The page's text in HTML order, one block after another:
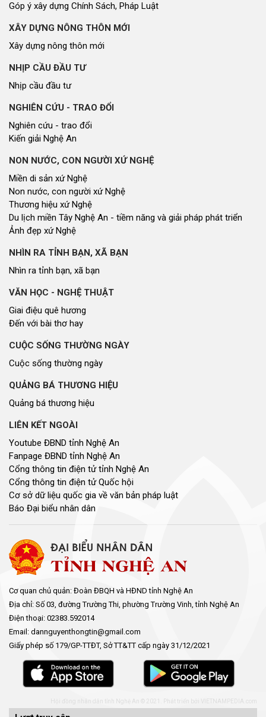
Góp ý xây dựng Chính Sách, Pháp Luật
XÂY DỰNG NÔNG THÔN MỚI
Xây dựng nông thôn mới
NHỊP CẦU ĐẦU TƯ
Nhịp cầu đầu tư
NGHIÊN CỨU - TRAO ĐỔI
Nghiên cứu - trao đổi
Kiến giải Nghệ An
NON NƯỚC, CON NGƯỜI XỨ NGHỆ
Miền di sản xứ Nghệ
Non nước, con người xứ Nghệ
Thương hiệu xứ Nghệ
Du lịch miền Tây Nghệ An - tiềm năng và giải pháp phát triển
Ảnh đẹp xứ Nghệ
NHÌN RA TỈNH BẠN, XÃ BẠN
Nhìn ra tỉnh bạn, xã bạn
VĂN HỌC - NGHỆ THUẬT
Giai điệu quê hương
Đến với bài thơ hay
CUỘC SỐNG THƯỜNG NGÀY
Cuộc sống thường ngày
QUẢNG BÁ THƯƠNG HIỆU
Quảng bá thương hiệu
LIÊN KẾT NGOÀI
Youtube ĐBND tỉnh Nghệ An
Fanpage ĐBND tỉnh Nghệ An
Cổng thông tin điện tử tỉnh Nghệ An
Cổng thông tin điện tử Quốc hội
Cơ sở dữ liệu quốc gia về văn bản pháp luật
Báo Đại biểu nhân dân
Cơ quan chủ quản: Đoàn ĐBQH và HĐND tỉnh Nghệ An
Địa chỉ: Số 03, đường Trường Thi, phường Trường Vinh, tỉnh Nghệ An
Điện thoại: 02383.592014
Email: dannguyenthongtin@gmail.com
Giấy phép số 179/GP-TTĐT, Sở TT&TT cấp ngày 31/12/2021
Hội đồng nhân dân tỉnh Nghệ An © 2021. Phát triển bởi